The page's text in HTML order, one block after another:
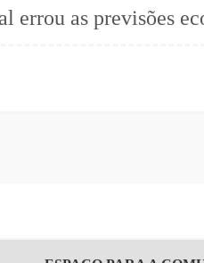
errou as previsões